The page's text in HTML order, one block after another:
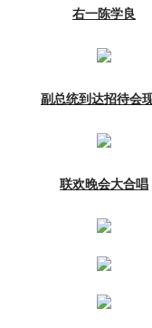
右一陈学良
副总统到达招待会
联欢晚会大合唱